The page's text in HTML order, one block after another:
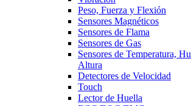
Peso, Fuerza y Flexión
Sensores Magnéticos
Sensores de Flama
Sensores de Gas
Sensores de Temperatura,
Altura
Detectores de Velocidad
Touch
Lector de Huella